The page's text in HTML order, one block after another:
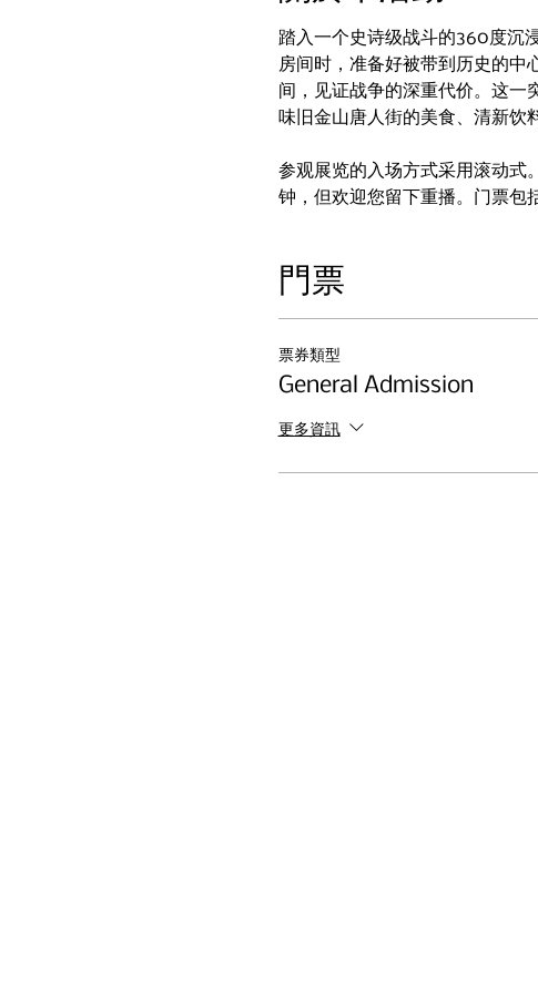
踏入一个史诗级战斗的360度沉
房间时，准备好被带到历史的中
间，见证战争的深重代价。这一
味旧金山唐人街的美食、清新饮
参观展览的入场方式采用滚动式
钟，但欢迎您留下重播。门票包
門票
票券類型
General Admission
更多資訊